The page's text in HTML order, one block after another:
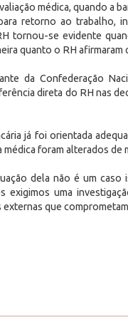
médica, quando a
retorno ao trabalho,
tornou-se evidente
quanto o RH
da Confederação
direta do RH nas
já foi orientada
foram alterados de
dela não é um
exigimos uma
que